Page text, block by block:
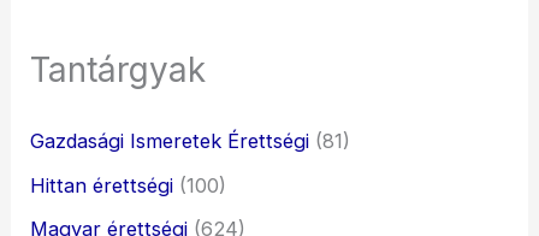
Tantárgyak
Gazdasági Ismeretek Érettségi (81)
Hittan érettségi (100)
Magyar érettségi (624)